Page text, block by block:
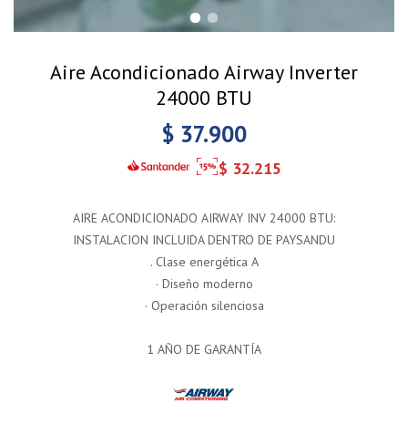
Aire Acondicionado Airway Inverter
24000 BTU
$ 37.900
$ 32.215
AIRE ACONDICIONADO AIRWAY INV 24000 BTU:
INSTALACION INCLUIDA DENTRO DE PAYSANDU
. Clase energética A
· Diseño moderno
· Operación silenciosa
1 AÑO DE GARANTÍA